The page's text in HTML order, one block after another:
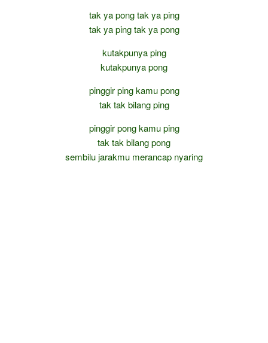
tak ya pong tak ya ping
tak ya ping tak ya pong
kutakpunya ping
kutakpunya pong
pinggir ping kamu pong
tak tak bilang ping
pinggir pong kamu ping
tak tak bilang pong
sembilu jarakmu merancap nyaring